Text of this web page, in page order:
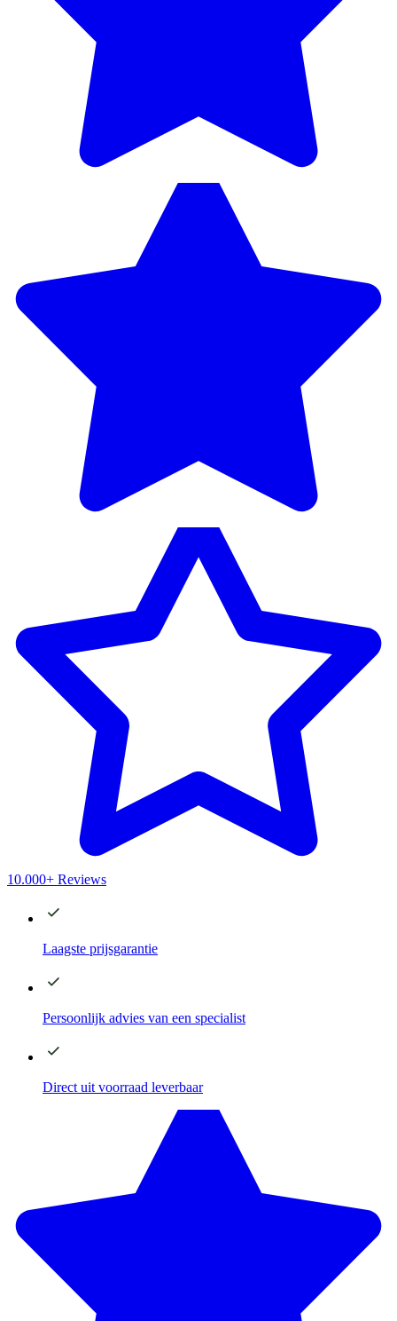
10.000+ Reviews
Laagste prijsgarantie
Persoonlijk advies van een specialist
Direct uit voorraad leverbaar